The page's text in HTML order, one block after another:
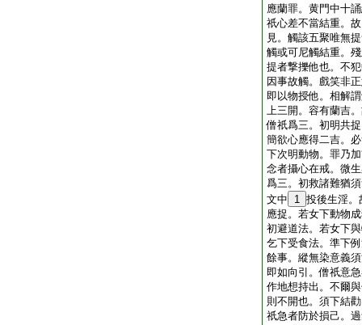
應蘭罪。黄門中十
祇心差不當結重。
見。觸該五聚唯無
觸或可尼觸結重。
提者撃擽他也。不
因事故觸。戲笑非
即以物授他。相解
上三開。容有蘭吉
僧祇爲三。初明共
簡欲心應得二吉。
下次明動物。罪乃
念者攝心在戒。微
爲三。初救諸難猶
文中
1 投後生淫。
應捉。若女下動物
初避道法。若女下
乞下受食法。準下
餘事。縱無染意義
即如向引。僧祇意
作地想持出。不爾
則不開也。須下結
祇急者防於損己。